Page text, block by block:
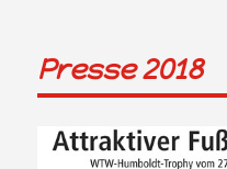
Presse 2018